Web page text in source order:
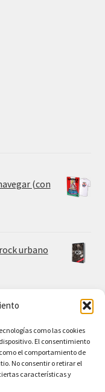
como las cookies
El consentimiento
el comportamiento de
No consentir o retirar el
características y
(con
urbano